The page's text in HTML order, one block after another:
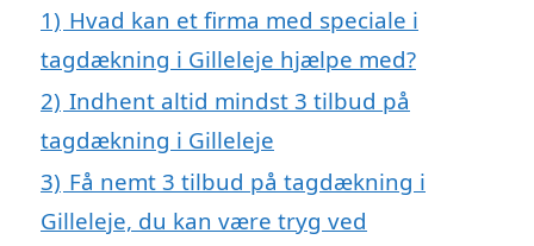
1) Hvad kan et firma med speciale i
tagdækning i Gilleleje hjælpe med?
2) Indhent altid mindst 3 tilbud på
tagdækning i Gilleleje
3) Få nemt 3 tilbud på tagdækning i
Gilleleje, du kan være tryg ved